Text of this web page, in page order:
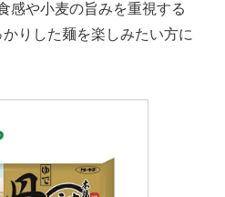
感や小麦の旨みを重視する
りした麺を楽しみたい方に